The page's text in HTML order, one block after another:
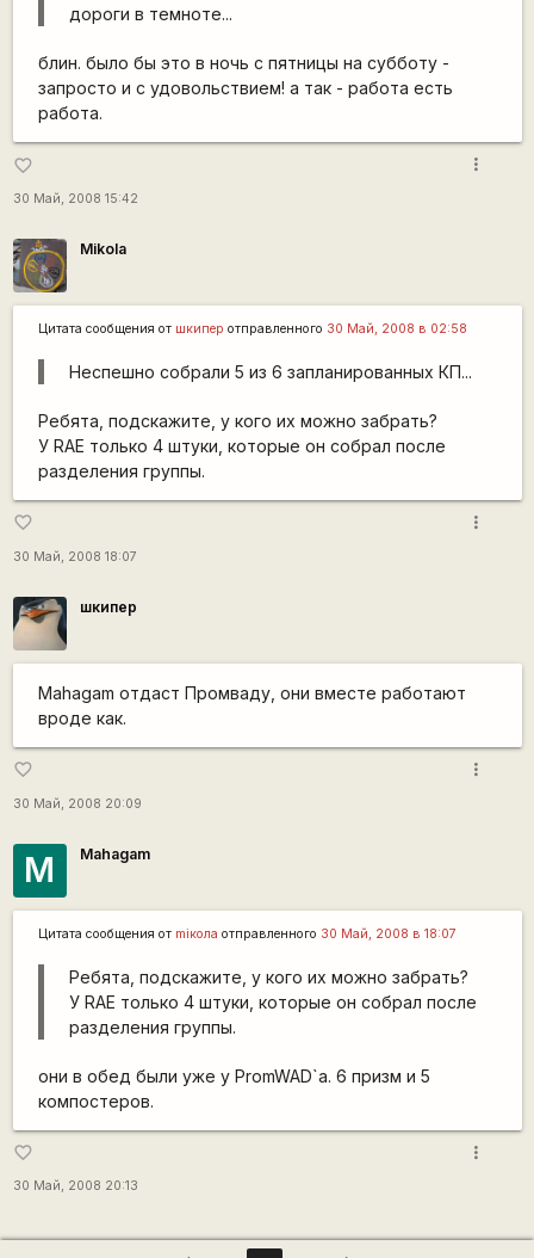
дороги в темноте...
блин. было бы это в ночь с пятницы на субботу -
запросто и с удовольствием! а так - работа есть
работа.
favorite_border
30 Май, 2008 15:42
more_vert
Mikola
Цитата сообщения от шкипер отправленного 30 Май, 2008 в 02:58
Неспешно собрали 5 из 6 запланированных КП...
Ребята, подскажите, у кого их можно забрать?
У RAE только 4 штуки, которые он собрал после
разделения группы.
favorite_border
30 Май, 2008 18:07
more_vert
шкипер
Mahagam отдаст Промваду, они вместе работают
вроде как.
favorite_border
30 Май, 2008 20:09
more_vert
M Mahagam
Цитата сообщения от miкола отправленного 30 Май, 2008 в 18:07
Ребята, подскажите, у кого их можно забрать?
У RAE только 4 штуки, которые он собрал после
разделения группы.
они в обед были уже у PromWAD`а. 6 призм и 5
компостеров.
favorite_border
30 Май, 2008 20:13
more_vert